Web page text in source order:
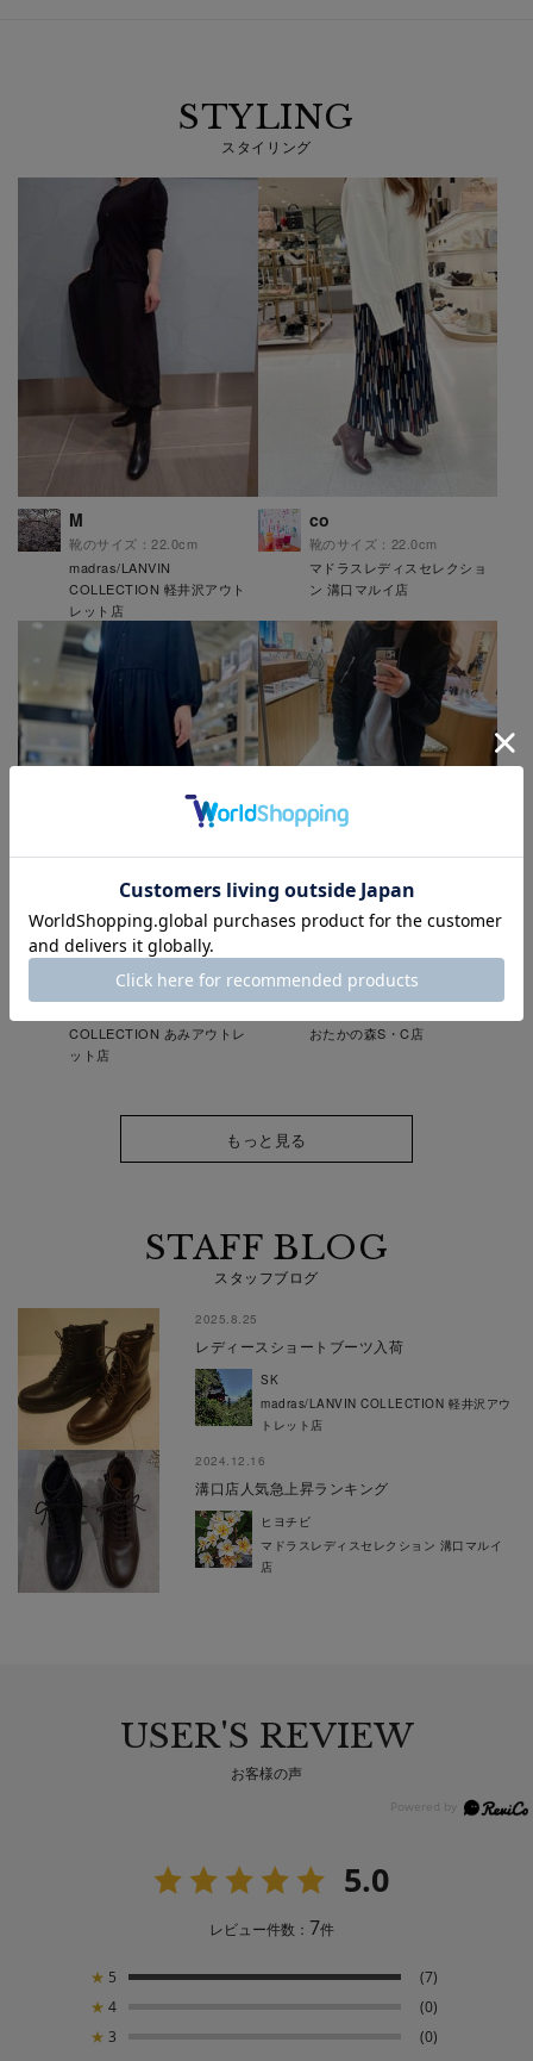
STYLING
スタイリング
M
靴のサイズ：22.0cm
madras/LANVIN
COLLECTION 軽井沢アウト
レット店
co
靴のサイズ：22.0cm
マドラスレディスセレクショ
ン 溝口マルイ店
mo
靴のサイズ：24.5cm
COLLECTION あみアウトレ
ット店
nkmr
靴のサイズ：24.0cm
おたかの森S・C店
もっと見る
STAFF BLOG
スタッフブログ
2025.8.25
レディースショートブーツ入荷
SK
madras/LANVIN COLLECTION 軽井沢アウ
トレット店
2024.12.16
溝口店人気急上昇ランキング
ヒヨチビ
マドラスレディスセレクション 溝口マルイ
店
USER'S REVIEW
お客様の声
5.0
レビュー件数： 7件
★ 5
(7)
★ 4
(0)
★ 3
(0)